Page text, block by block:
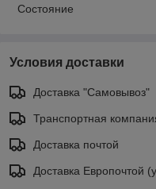
Состояние
Условия доставки
Доставка "Самовывоз"
Транспортная
Доставка почтой
Доставка Европочтой